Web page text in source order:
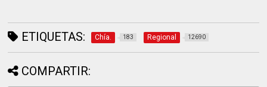
ETIQUETAS: Chía. 183 Regional 12690
COMPARTIR: